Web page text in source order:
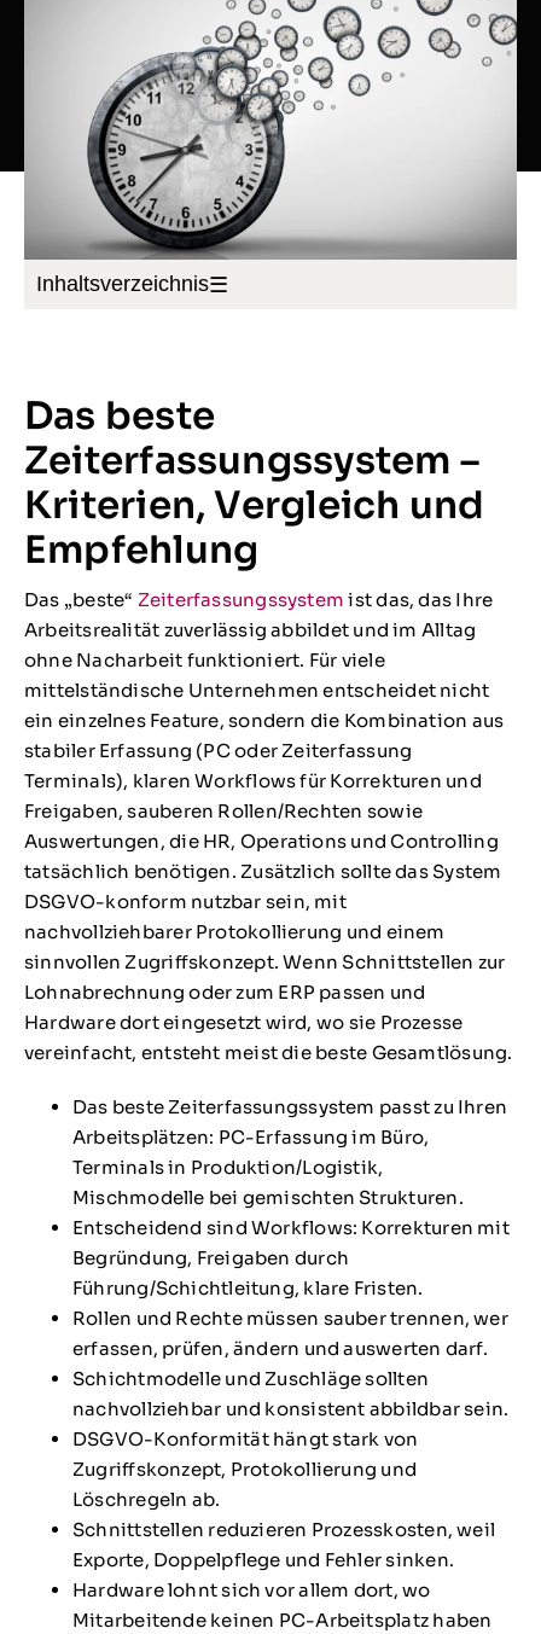
Inhaltsverzeichnis☰
Das beste
Zeiterfassungssystem –
Kriterien, Vergleich und
Empfehlung
Das „beste“ Zeiterfassungssystem ist das, das Ihre
Arbeitsrealität zuverlässig abbildet und im Alltag
ohne Nacharbeit funktioniert. Für viele
mittelständische Unternehmen entscheidet nicht
ein einzelnes Feature, sondern die Kombination aus
stabiler Erfassung (PC oder Zeiterfassung
Terminals), klaren Workflows für Korrekturen und
Freigaben, sauberen Rollen/Rechten sowie
Auswertungen, die HR, Operations und Controlling
tatsächlich benötigen. Zusätzlich sollte das System
DSGVO-konform nutzbar sein, mit
nachvollziehbarer Protokollierung und einem
sinnvollen Zugriffskonzept. Wenn Schnittstellen zur
Lohnabrechnung oder zum ERP passen und
Hardware dort eingesetzt wird, wo sie Prozesse
vereinfacht, entsteht meist die beste Gesamtlösung.
Das beste Zeiterfassungssystem passt zu Ihren
Arbeitsplätzen: PC-Erfassung im Büro,
Terminals in Produktion/Logistik,
Mischmodelle bei gemischten Strukturen.
Entscheidend sind Workflows: Korrekturen mit
Begründung, Freigaben durch
Führung/Schichtleitung, klare Fristen.
Rollen und Rechte müssen sauber trennen, wer
erfassen, prüfen, ändern und auswerten darf.
Schichtmodelle und Zuschläge sollten
nachvollziehbar und konsistent abbildbar sein.
DSGVO-Konformität hängt stark von
Zugriffskonzept, Protokollierung und
Löschregeln ab.
Schnittstellen reduzieren Prozesskosten, weil
Exporte, Doppelpflege und Fehler sinken.
Hardware lohnt sich vor allem dort, wo
Mitarbeitende keinen PC-Arbeitsplatz haben